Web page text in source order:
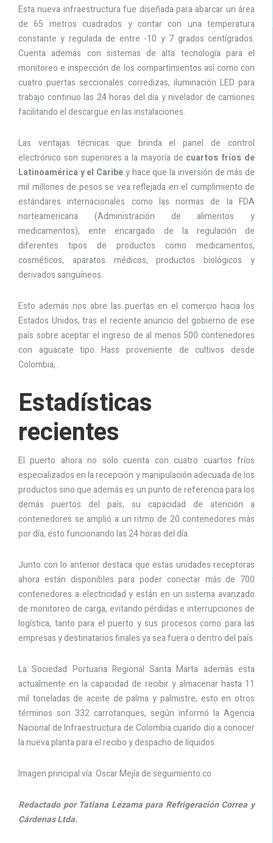
Esta nueva infraestructura fue diseñada para abarcar un área
de 65 metros cuadrados y contar con una temperatura
constante y regulada de entre -10 y 7 grados centígrados.
Cuenta además con sistemas de alta tecnología para el
monitoreo e inspección de los compartimientos así como con
cuatro puertas seccionales corredizas, iluminación LED para
trabajo continuo las 24 horas del día y nivelador de camiones
facilitando el descargue en las instalaciones.
Las ventajas técnicas que brinda el panel de control
electrónico son superiores a la mayoría de cuartos fríos de
Latinoamérica y el Caribey hace que la inversión de más de
mil millones de pesos se vea reflejada en el cumplimiento de
estándares internacionales como las normas de la FDA
norteamericana (Administración de alimentos y
medicamentos), ente encargado de la regulación de
diferentes tipos de productos como medicamentos,
cosméticos, aparatos médicos, productos biológicos y
derivados sanguíneos.
Esto además nos abre las puertas en el comercio hacia los
Estados Unidos, tras el reciente anuncio del gobierno de ese
país sobre aceptar el ingreso de al menos 500 contenedores
con aguacate tipo Hass proveniente de cultivos desde
Colombia, .
Estadísticas
recientes
El puerto ahora no solo cuenta con cuatro cuartos fríos
especializados en la recepción y manipulación adecuada de los
productos sino que además es un punto de referencia para los
demás puertos del país, su capacidad de atención a
contenedores se amplió a un ritmo de 20 contenedores más
por día, esto funcionando las 24 horas del día.
Junto con lo anterior destaca que estas unidades receptoras
ahora están disponibles para poder conectar más de 700
contenedores a electricidad y están en un sistema avanzado
de monitoreo de carga, evitando pérdidas e interrupciones de
logística, tanto para el puerto y sus procesos como para las
empresas y destinatarios finales ya sea fuera o dentro del país.
La Sociedad Portuaria Regional Santa Marta además esta
actualmente en la capacidad de recibir y almacenar hasta 11
mil toneladas de aceite de palma y palmistre, esto en otros
términos son 332 carrotanques, según informó la Agencia
Nacional de Infraestructura de Colombia cuando dio a conocer
la nueva planta para el recibo y despacho de líquidos.
Imagen principal vía: Oscar Mejía de seguimiento.co
Redactado por Tatiana Lezama para Refrigeración Correa y
Cárdenas Ltda.